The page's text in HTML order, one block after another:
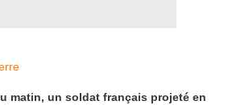
matin, un soldat français projeté en